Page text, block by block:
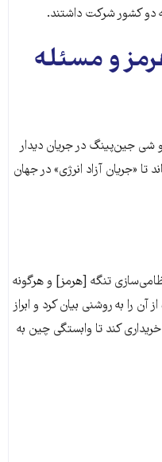
دو کشور شرکت داشتند.
و مسئله
شی جین‌پینگ در جریان دیدار
تا «جریان آزاد انرژی» در جهان
تنگه [هرمز] و هرگونه
را به روشنی بیان کرد و ابراز
کند تا وابستگی چین به